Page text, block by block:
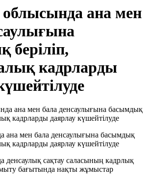
ана мен
беріліп,
кадрларды
мен бала денсаулығына басымдық
кадрларды даярлау күшейтілуде
сақтау саласының кадрлық
бағытында нақты жұмыстар